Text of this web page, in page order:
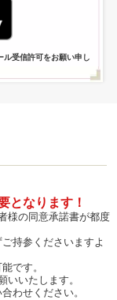
受信許可をお願い申し
となります！
様の同意承諾書が都度
持参くださいますよ
です。
いいたします。
わせください。